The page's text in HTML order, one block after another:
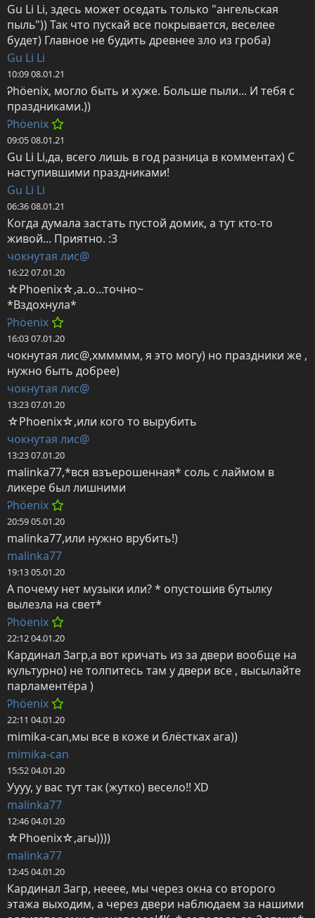
Gu Li Li, здесь может оседать только "ангельская
пыль")) Так что пускай все покрывается, веселее
будет) Главное не будить древнее зло из гроба)
Gu Li Li
10:09 08.01.21
Ꭾhöenix, могло быть и хуже. Больше пыли... И тебя с
праздниками.))
Ꭾhöenix
09:05 08.01.21
Gu Li Li,да, всего лишь в год разница в комментах) С
наступившими праздниками!
Gu Li Li
06:36 08.01.21
Когда думала застать пустой домик, а тут кто-то
живой... Приятно. :3
чокнутая лис@
16:22 07.01.20
☆Phoenix☆,а..о...точно~
*Вздохнула*
Ꭾhöenix
16:03 07.01.20
чокнутая лис@,хммммм, я это могу) но праздники же ,
нужно быть добрее)
чокнутая лис@
13:23 07.01.20
☆Phoenix☆,или кого то вырубить
чокнутая лис@
13:23 07.01.20
malinka77,*вся взъерошенная* соль с лаймом в
ликере был лишними
Ꭾhöenix
20:59 05.01.20
malinka77,или нужно врубить!)
malinka77
19:13 05.01.20
А почему нет музыки или? * опустошив бутылку
вылезла на свет*
Ꭾhöenix
22:12 04.01.20
Кардинал Загр,а вот кричать из за двери вообще на
культурно) не толпитесь там у двери все , высылайте
парламентёра )
Ꭾhöenix
22:11 04.01.20
mimika-can,мы все в коже и блёстках ага))
mimika-can
15:52 04.01.20
Уууу, у вас тут так (жутко) весело!! ХD
malinka77
12:46 04.01.20
☆Phoenix☆,агы))))
malinka77
12:45 04.01.20
Кардинал Загр, нееее, мы через окна со второго
этажа выходим, а через двери наблюдаем за нашими